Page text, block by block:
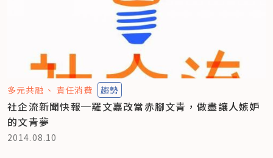
多元共融 責任消費 趨勢
社企流新聞快報─羅文嘉改當赤腳文青，做盡讓人嫉妒
的文青夢
2014.08.10